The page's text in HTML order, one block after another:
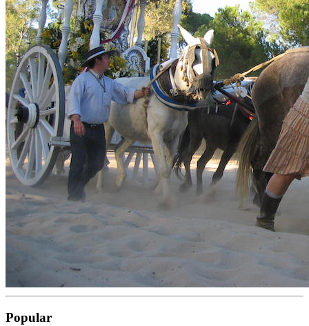
Popular